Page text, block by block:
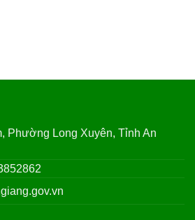
Phường Long Xuyên, Tỉnh An